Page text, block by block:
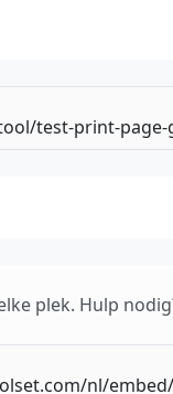
plek. Hulp